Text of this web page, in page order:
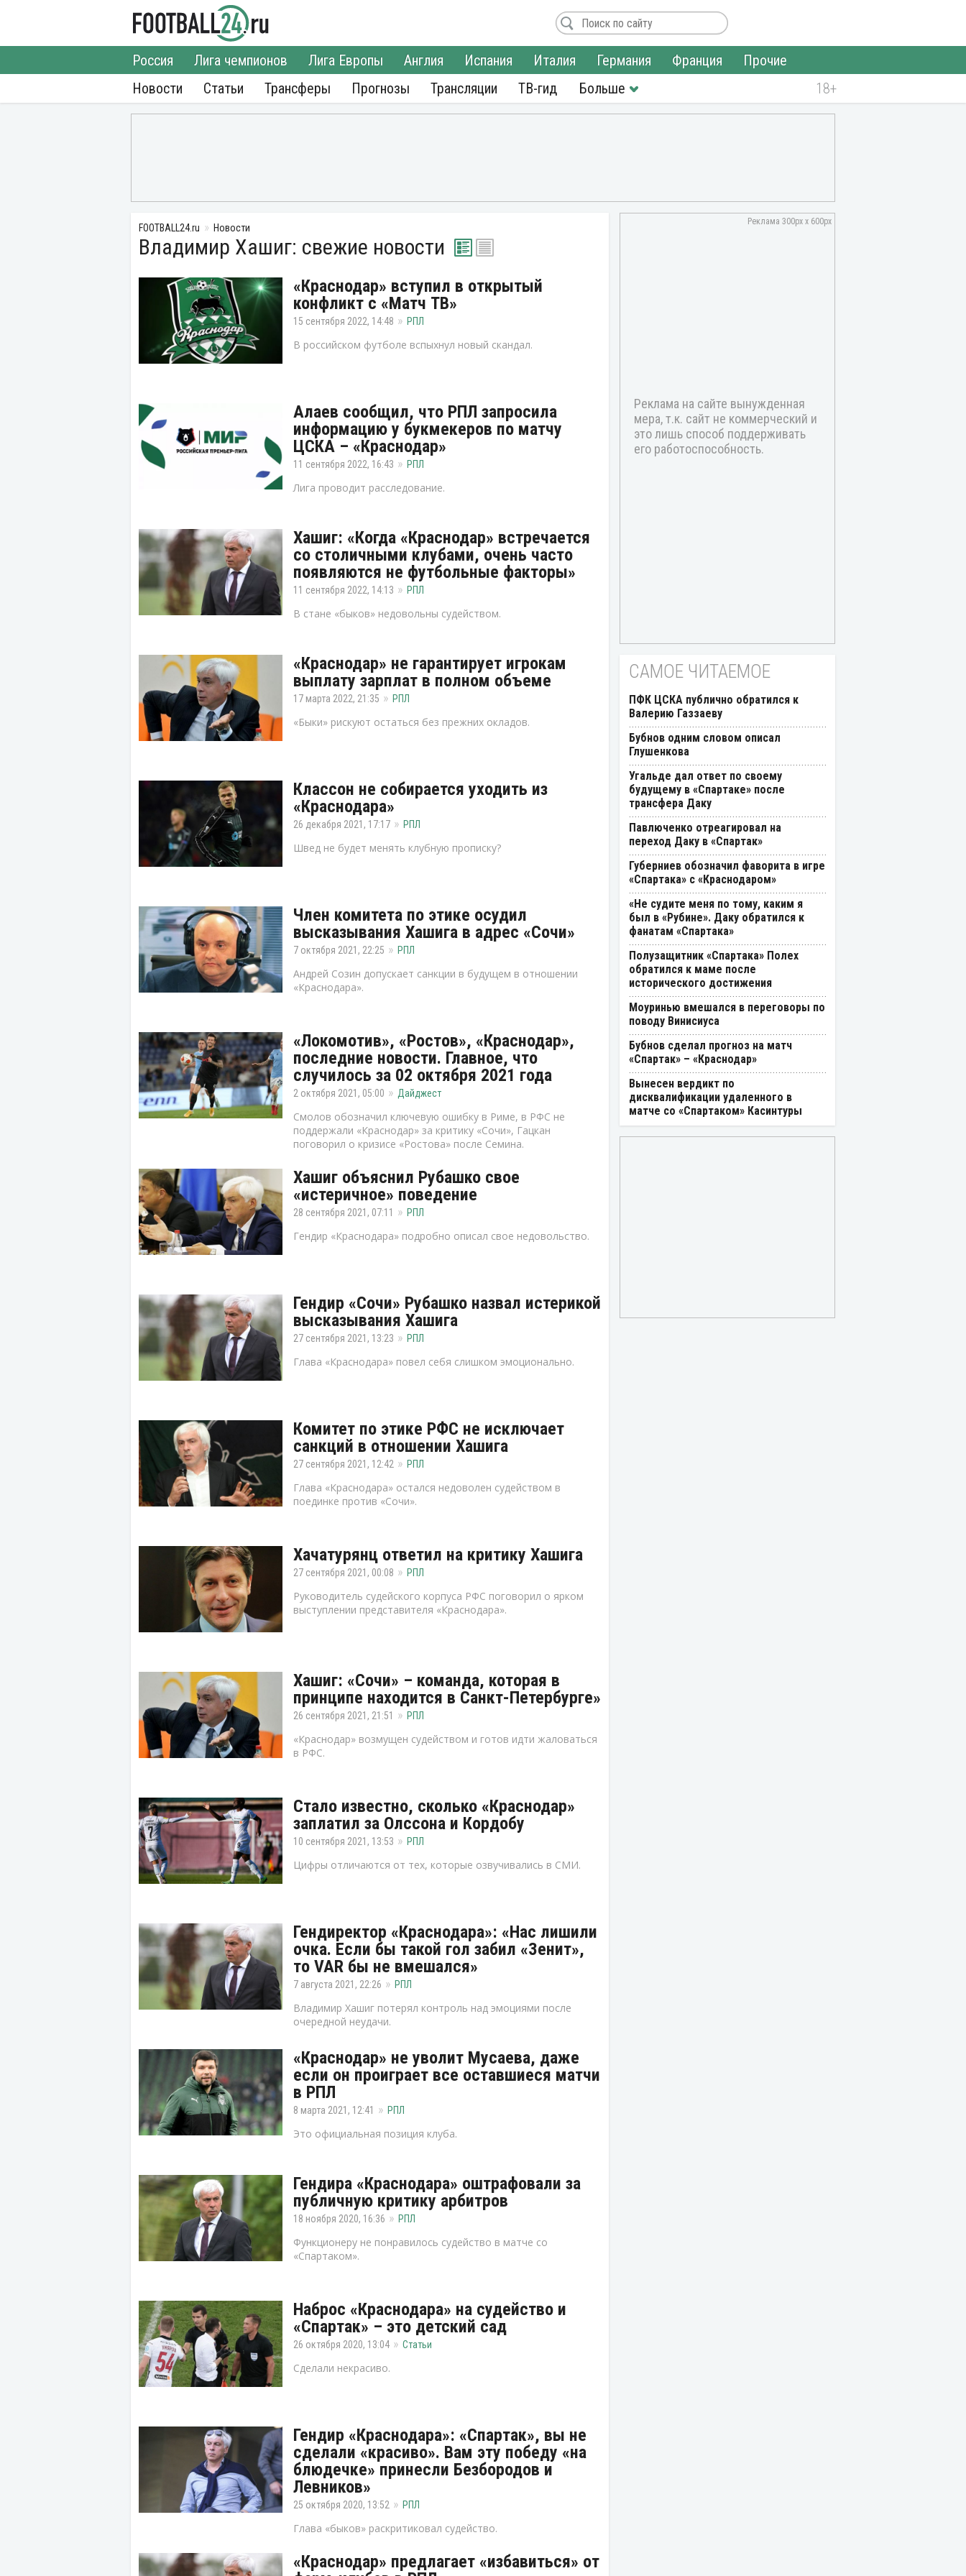
Новости
Россия Лига чемпионов Лига Европы Англия Испания Италия Германия Франция
Прочие
Статьи
Трансферы Прогнозы Трансляции ТВ-гид
FOOTBALL24.ru Новости
Владимир Хашиг: свежие новости
«Краснодар» вступил в открытый
конфликт с «Матч ТВ»
15 сентября 2022, 14:48 РПЛ
В российском футболе вспыхнул новый скандал.
Алаев сообщил, что РПЛ запросила
информацию у букмекеров по матчу
ЦСКА – «Краснодар»
11 сентября 2022, 16:43 РПЛ
Лига проводит расследование.
Хашиг: «Когда «Краснодар» встречается
со столичными клубами, очень часто
появляются не футбольные факторы»
11 сентября 2022, 14:13 РПЛ
В стане «быков» недовольны судейством.
«Краснодар» не гарантирует игрокам
выплату зарплат в полном объеме
17 марта 2022, 21:35 РПЛ
«Быки» рискуют остаться без прежних окладов.
Классон не собирается уходить из
«Краснодара»
26 декабря 2021, 17:17 РПЛ
Швед не будет менять клубную прописку?
Член комитета по этике осудил
высказывания Хашига в адрес «Сочи»
7 октября 2021, 22:25 РПЛ
Андрей Созин допускает санкции в будущем в отношении
«Краснодара».
«Локомотив», «Ростов», «Краснодар»,
последние новости. Главное, что
случилось за 02 октября 2021 года
2 октября 2021, 05:00 Дайджест
Смолов обозначил ключевую ошибку в Риме, в РФС не
поддержали «Краснодар» за критику «Сочи», Гацкан
поговорил о кризисе «Ростова» после Семина.
Хашиг объяснил Рубашко свое
«истеричное» поведение
28 сентября 2021, 07:11 РПЛ
Гендир «Краснодара» подробно описал свое недовольство.
Гендир «Сочи» Рубашко назвал истерикой
высказывания Хашига
27 сентября 2021, 13:23 РПЛ
Глава «Краснодара» повел себя слишком эмоционально.
Комитет по этике РФС не исключает
санкций в отношении Хашига
27 сентября 2021, 12:42 РПЛ
Глава «Краснодара» остался недоволен судейством в
поединке против «Сочи».
Хачатурянц ответил на критику Хашига
27 сентября 2021, 00:08 РПЛ
Руководитель судейского корпуса РФС поговорил о ярком
выступлении представителя «Краснодара».
Хашиг: «Сочи» – команда, которая в
принципе находится в Санкт-Петербурге»
26 сентября 2021, 21:51 РПЛ
«Краснодар» возмущен судейством и готов идти жаловаться
в РФС.
Стало известно, сколько «Краснодар»
заплатил за Олссона и Кордобу
10 сентября 2021, 13:53 РПЛ
Цифры отличаются от тех, которые озвучивались в СМИ.
Гендиректор «Краснодара»: «Нас лишили
очка. Если бы такой гол забил «Зенит»,
то VAR бы не вмешался»
7 августа 2021, 22:26 РПЛ
Владимир Хашиг потерял контроль над эмоциями после
очередной неудачи.
«Краснодар» не уволит Мусаева, даже
если он проиграет все оставшиеся матчи
в РПЛ
8 марта 2021, 12:41 РПЛ
Это официальная позиция клуба.
Гендира «Краснодара» оштрафовали за
публичную критику арбитров
18 ноября 2020, 16:36 РПЛ
Функционеру не понравилось судейство в матче со
«Спартаком».
Наброс «Краснодара» на судейство и
«Спартак» – это детский сад
26 октября 2020, 13:04 Статьи
Сделали некрасиво.
Гендир «Краснодара»: «Спартак», вы не
сделали «красиво». Вам эту победу «на
блюдечке» принесли Безбородов и
Левников»
25 октября 2020, 13:52 РПЛ
Глава «быков» раскритиковал судейство.
«Краснодар» предлагает «избавиться» от
САМОЕ ЧИТАЕМОЕ
ПФК ЦСКА публично обратился к
Валерию Газзаеву
Бубнов одним словом описал
Глушенкова
Угальде дал ответ по своему
будущему в «Спартаке» после
трансфера Даку
Павлюченко отреагировал на
переход Даку в «Спартак»
Губерниев обозначил фаворита в игре
«Спартака» с «Краснодаром»
«Не судите меня по тому, каким я
был в «Рубине». Даку обратился к
фанатам «Спартака»
Полузащитник «Спартака» Полех
обратился к маме после
исторического достижения
Моуринью вмешался в переговоры по
поводу Винисиуса
Бубнов сделал прогноз на матч
«Спартак» – «Краснодар»
Вынесен вердикт по
дисквалификации удаленного в
матче со «Спартаком» Касинтуры